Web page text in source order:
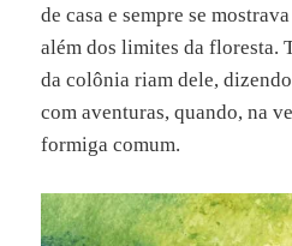
de casa e sempre se
além dos limites da floresta.
da colônia riam dele,
com aventuras, quando, na
formiga comum.